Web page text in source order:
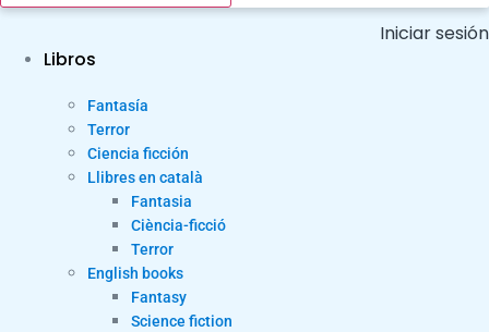
Iniciar sesión
Libros
Fantasía
Terror
Ciencia ficción
Llibres en català
Fantasia
Ciència-ficció
Terror
English books
Fantasy
Science fiction